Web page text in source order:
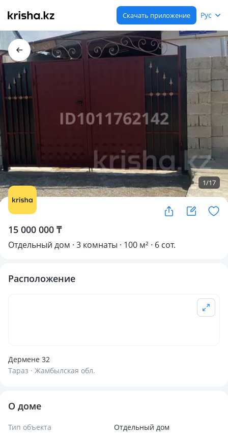
Скачать приложение Рус
1/17
15 000 000 ₸
Отдельный дом · 3 комнаты · 100 м² · 6 сот.
Расположение
Дермене 32
Тараз · Жамбылская обл.
О доме
Тип объекта
Отдельный дом